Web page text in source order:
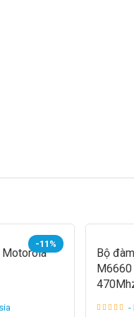
-11%
Motorola
Bộ
45W/
-